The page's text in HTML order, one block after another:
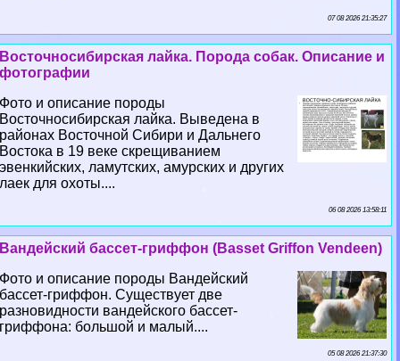
07 08 2026 21:35:27
Восточносибирская лайка. Порода собак. Описание и
фотографии
Фото и описание породы
Восточносибирская лайка. Выведена в
районах Восточной Сибири и Дальнего
Востока в 19 веке скрещиванием
эвенкийских, ламутских, амурских и других
лаек для охоты....
06 08 2026 13:58:11
Вандейский бассет-гриффон (Basset Griffon Vendeen)
Фото и описание породы Вандейский
бассет-гриффон. Существует две
разновидности вандейского бассет-
гриффона: большой и малый....
05 08 2026 21:37:30